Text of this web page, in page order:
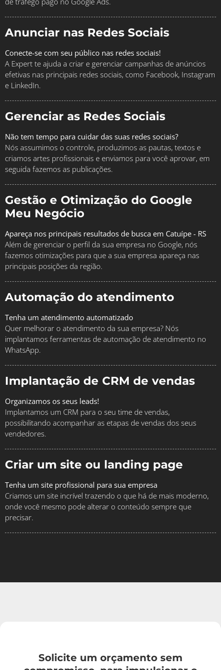
Anunciar nas Redes Sociais
Conecte-se com seu público nas redes sociais!
A Expert te ajuda a criar e gerenciar campanhas de anúncios
efetivas nas principais redes sociais, como Facebook, Instagram
e LinkedIn.
Gerenciar as Redes Sociais
Não tem tempo para cuidar das suas redes sociais?
Nós assumimos o controle, produzimos as pautas, textos e
criamos artes profissionais e enviamos para você aprovar, em
seguida fazemos as publicações.
Gestão e Otimização do Google
Meu Negócio
Apareça nos principais resultados de busca em Catuípe - RS
Além de gerenciar o perfil da sua empresa no Google, nós
fazemos otimizações para que a sua empresa apareça nas
principais posições da região.
Automação do atendimento
Tenha um atendimento automatizado
Quer melhorar o atendimento da sua empresa? Nós
implantamos ferramentas de automação de atendimento no
WhatsApp.
Implantação de CRM de vendas
Organizamos os seus leads!
Implantamos um CRM para o seu time de vendas,
possibilitando acompanhar as etapas de vendas dos seus
vendedores.
Criar um site ou landing page
Tenha um site profissional para sua empresa
Criamos um site incrível trazendo o que há de mais moderno,
onde você mesmo pode alterar o conteúdo sempre que
precisar.
Solicite um orçamento sem